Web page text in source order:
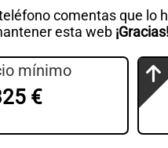
comentas que lo
esta web ¡Gracias!
mínimo
€